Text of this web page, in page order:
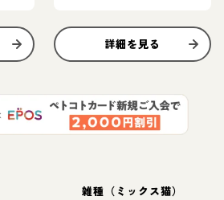
詳細を見る
雑種（ミックス猫）